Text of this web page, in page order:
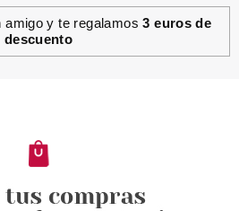
ARDELL
4.29€
amigo y te regalamos3 euros de
descuento